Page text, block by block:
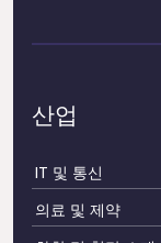
산업
IT 및 통신
의료 및 제약